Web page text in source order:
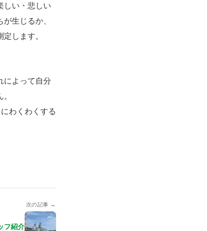
しい・悲しい
生じるか、
します。
によって自分
わくわくする
次の記事 →
フ紹介